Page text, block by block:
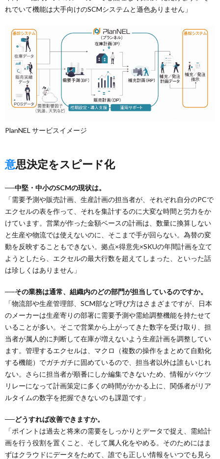
れでいて機能は大手向けのSCMシステムと遜色ありません」
PlanNEL サービスイメージ
意思決定をスピード化
──中堅・中小のSCMの現状は。
「需要予測や販売計画、生産計画の担当者が、それぞれ自分のPCで
エクセルの表を作って、それを集計するのに大変な時間と労力をか
けています。営業が作った金額ベースの計画は、数量に換算しない
と生産や物流では使えないのに、そこまで手が回らない。為替の変
動を反映することもできない。拠点×得意先×SKUの年間計画を立て
ようとしたら、エクセルの最大行数を超えてしまった、といった話
は珍しくはありません」
──その業務は通常、組織内のどの部門が担当しているのですか。
「物流部や生産管理部、SCM部など呼び方はさまざまですが、日本
のメーカーは生産寄りの部署に需要予測や需給調整機能を持たせて
いることが多い。そこで営業から上がってきた数字を受け取り、担
当者が属人的に判断して在庫が増えないよう生産計画を調整してい
ます。管理するエクセルは、マクロ（複数の操作をまとめて自動化
する機能）でガチガチに固めているので、担当者以外は誰もいじれ
ない。さらに担当者が順番にしか編集できないため、情報がバケツ
リレーになって計画策定に多くの時間がかかる上に、関係者がリア
ルタイムの数字を把握できないのも課題です」
──どうすれば改善できますか。
「ポイントは過去と将来の需要をしっかりとデータで捉え、需給計
画を行う役割を置くこと、そして属人化をやめる。そのためにはま
ずはクラウドにデータをためて、誰でも正しい情報をいつでも見ら